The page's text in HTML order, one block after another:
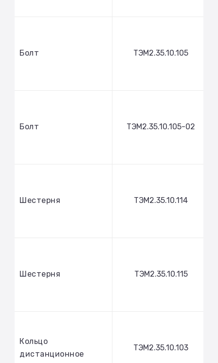
Болт ТЭМ2.35.10.105
Болт ТЭМ2.35.10.105-02
Шестерня ТЭМ2.35.10.114
Шестерня ТЭМ2.35.10.115
Кольцо
дистанционное
ТЭМ2.35.10.103